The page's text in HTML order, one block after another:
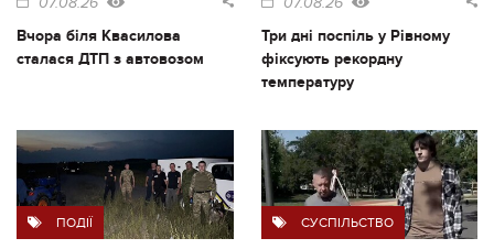
07.08.26
Вчора біля Квасилова
сталася ДТП з автовозом
07.08.26
Три дні поспіль у Рівному
фіксують рекордну
температуру
ПОДІЇ СУСПІЛЬСТВО